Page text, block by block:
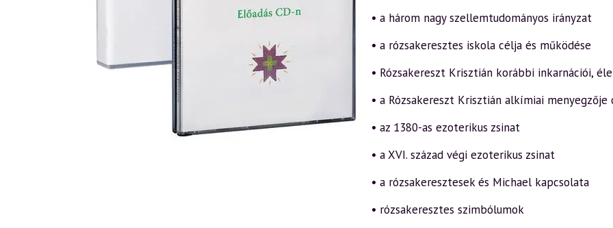
• a három nagy szellemtudományos irányzat
• a rózsakeresztes iskola célja és működése
• Rózsakereszt Krisztián korábbi inkarnációi,
• a Rózsakereszt Krisztián alkímiai
• az 1380-as ezoterikus zsinat
• a XVI. század végi ezoterikus zsinat
• a rózsakeresztesek és Michael kapcsolata
• rózsakeresztes szimbólumok